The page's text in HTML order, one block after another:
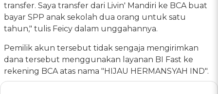
transfer. Saya transfer dari Livin' Mandiri ke BCA buat
bayar SPP anak sekolah dua orang untuk satu
tahun," tulis Feicy dalam unggahannya.
Pemilik akun tersebut tidak sengaja mengirimkan
dana tersebut menggunakan layanan BI Fast ke
rekening BCA atas nama "HIJAU HERMANSYAH IND".